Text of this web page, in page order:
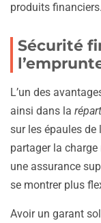
produits financiers.
Sécurité
L’un des
ainsi dans la
sur les épaules de
partager la
une assurance
se montrer plus
Avoir un garant